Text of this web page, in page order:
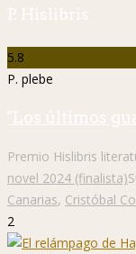
P. Hislibris
5.8
P. plebe
"Los últimos
Premio Hislibris
novel 2024 (finalista)
Canarias, Cristóbal
2